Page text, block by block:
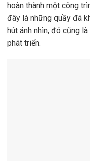
hoàn thành một công
đây là những quầy đá
hút ánh nhìn, đó cũng
phát triển.